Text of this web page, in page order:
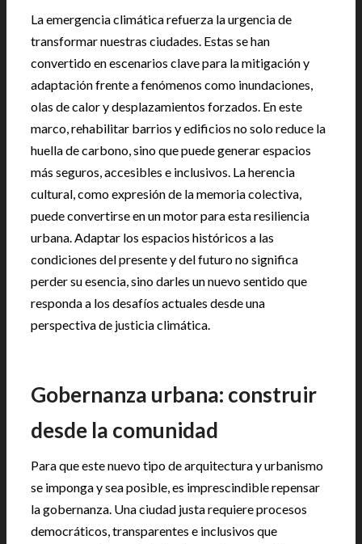
La emergencia climática refuerza la urgencia de
transformar nuestras ciudades. Estas se han
convertido en escenarios clave para la mitigación y
adaptación frente a fenómenos como inundaciones,
olas de calor y desplazamientos forzados. En este
marco, rehabilitar barrios y edificios no solo reduce la
huella de carbono, sino que puede generar espacios
más seguros, accesibles e inclusivos. La herencia
cultural, como expresión de la memoria colectiva,
puede convertirse en un motor para esta resiliencia
urbana. Adaptar los espacios históricos a las
condiciones del presente y del futuro no significa
perder su esencia, sino darles un nuevo sentido que
responda a los desafíos actuales desde una
perspectiva de justicia climática.
Gobernanza urbana: construir
desde la comunidad
Para que este nuevo tipo de arquitectura y urbanismo
se imponga y sea posible, es imprescindible repensar
la gobernanza. Una ciudad justa requiere procesos
democráticos, transparentes e inclusivos que